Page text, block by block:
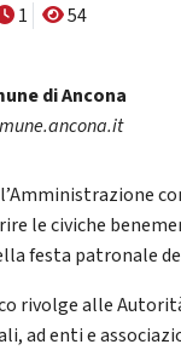
1
54
di Ancona
le civiche
festa patronale
rivolge alle
ad enti e